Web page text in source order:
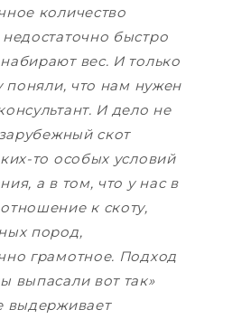
количество
быстро
вес. И только
поняли, что нам нужен
И дело не
скот
то особых условий
а в том, что у нас в
к скоту,
пород,
грамотное. Подход
выпасали вот так»
выдерживает